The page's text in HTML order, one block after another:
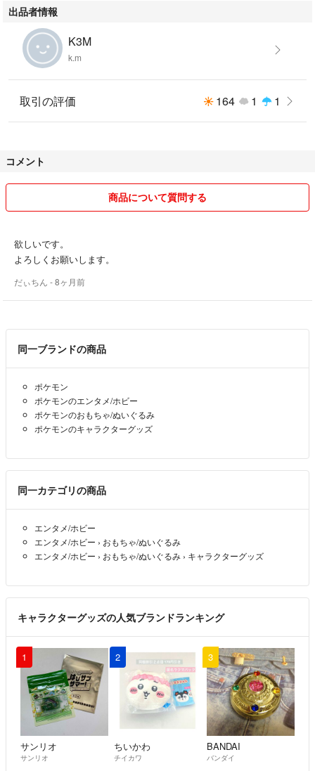
出品者情報
K3M
k.m
取引の評価 164 1 1
コメント
商品について質問する
欲しいです。
よろしくお願いします。
だぃちん - 8ヶ月前
同一ブランドの商品
ポケモン
ポケモンのエンタメ/ホビー
ポケモンのおもちゃ/ぬいぐるみ
ポケモンのキャラクターグッズ
同一カテゴリの商品
エンタメ/ホビー
エンタメ/ホビー › おもちゃ/ぬいぐるみ
エンタメ/ホビー › おもちゃ/ぬいぐるみ › キャラクターグッズ
キャラクターグッズの人気ブランドランキング
1
サンリオ
サンリオ
2
ちいかわ
チイカワ
3
BANDAI
バンダイ